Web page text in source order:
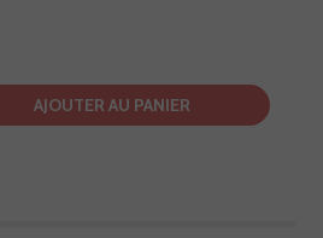
AJOUTER AU PANIER